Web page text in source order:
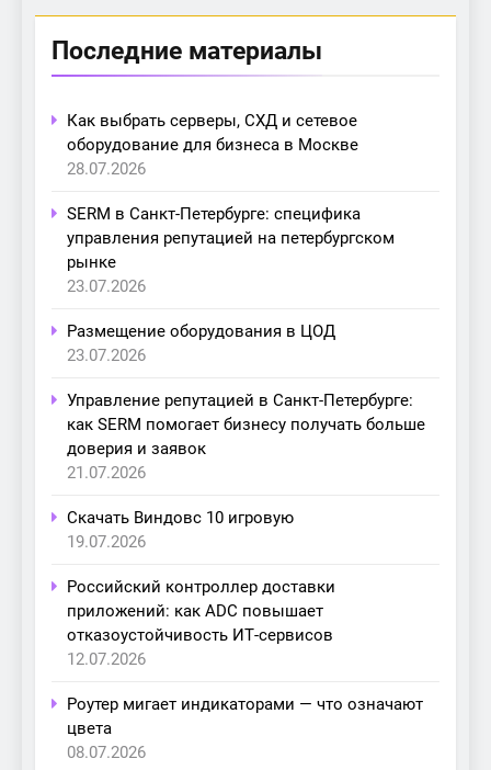
Последние материалы
Как выбрать серверы, СХД и сетевое
оборудование для бизнеса в Москве
28.07.2026
SERM в Санкт-Петербурге: специфика
управления репутацией на петербургском
рынке
23.07.2026
Размещение оборудования в ЦОД
23.07.2026
Управление репутацией в Санкт-Петербурге:
как SERM помогает бизнесу получать больше
доверия и заявок
21.07.2026
Скачать Виндовс 10 игровую
19.07.2026
Российский контроллер доставки
приложений: как ADC повышает
отказоустойчивость ИТ-сервисов
12.07.2026
Роутер мигает индикаторами — что означают
цвета
08.07.2026